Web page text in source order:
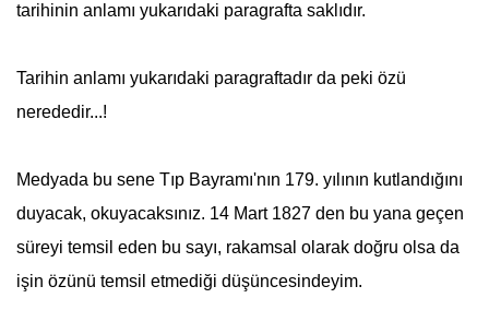
tarihinin anlamı yukarıdaki paragrafta saklıdır.
Tarihin anlamı yukarıdaki paragraftadır da peki özü
nerededir...!
Medyada bu sene Tıp Bayramı'nın 179. yılının kutlandığını
duyacak, okuyacaksınız. 14 Mart1827 den bu yana geçen
süreyi temsil eden bu sayı, rakamsal olarak doğru olsa da
işin özünü temsil etmediği düşüncesindeyim.